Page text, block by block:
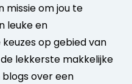
missie om jou te
leuke en
op gebied van
lekkerste makkelijke
over een